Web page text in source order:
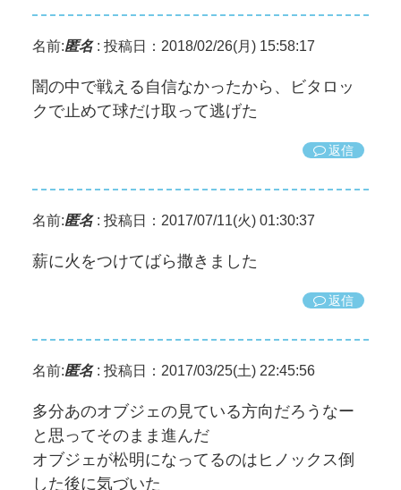
名前:匿名: 投稿日：2018/02/26(月) 15:58:17
闇の中で戦える自信なかったから、ビタロッ
クで止めて球だけ取って逃げた
返信
名前:匿名: 投稿日：2017/07/11(火) 01:30:37
薪に火をつけてばら撒きました
返信
名前:匿名: 投稿日：2017/03/25(土) 22:45:56
多分あのオブジェの見ている方向だろうなー
と思ってそのまま進んだ
オブジェが松明になってるのはヒノックス倒
した後に気づいた